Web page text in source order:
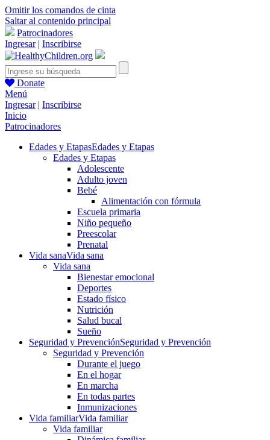
Omitir los comandos de cinta
Saltar al contenido principal
Patrocinadores
Ingresar| Inscribirse
Donate
Menú
Ingresar| Inscribirse
Inicio
Patrocinadores
Edades y EtapasEdades y Etapas
Edades y Etapas
Adolescente
Adulto joven
Bebé
Alimentación con fórmula
Escuela primaria
Niño pequeño
Preescolar
Prenatal
Vida sanaVida sana
Vida sana
Bienestar emocional
Deportes
Estado físico
Nutrición
Salud bucal
Sueño
Seguridad y PrevenciónSeguridad y Prevención
Seguridad y Prevención
Durante el juego
En el hogar
En marcha
En todas partes
Inmunizaciones
Vida familiarVida familiar
Vida familiar